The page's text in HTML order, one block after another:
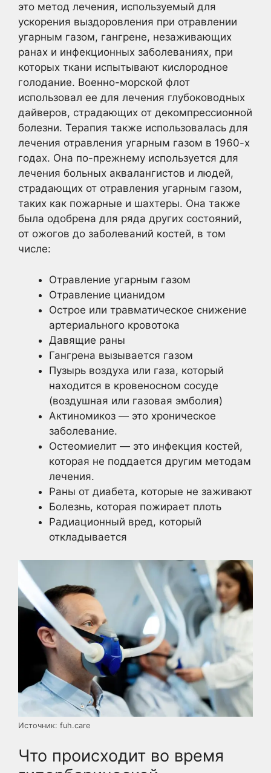
это метод лечения, используемый для
ускорения выздоровления при отравлении
угарным газом, гангрене, незаживающих
ранах и инфекционных заболеваниях, при
которых ткани испытывают кислородное
голодание. Военно-морской флот
использовал ее для лечения глубоководных
дайверов, страдающих от декомпрессионной
болезни. Терапия также использовалась для
лечения отравления угарным газом в 1960-х
годах. Она по-прежнему используется для
лечения больных аквалангистов и людей,
страдающих от отравления угарным газом,
таких как пожарные и шахтеры. Она также
была одобрена для ряда других состояний,
от ожогов до заболеваний костей, в том
числе:
Отравление угарным газом
Отравление цианидом
Острое или травматическое снижение
артериального кровотока
Давящие раны
Гангрена вызывается газом
Пузырь воздуха или газа, который
находится в кровеносном сосуде
(воздушная или газовая эмболия)
Актиномикоз — это хроническое
заболевание.
Остеомиелит — это инфекция костей,
которая не поддается другим методам
лечения.
Раны от диабета, которые не заживают
Болезнь, которая пожирает плоть
Радиационный вред, который
откладывается
Источник: fuh.care
Что происходит во время